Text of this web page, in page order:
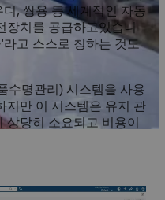
, 쌍용 등 세계적인 자동
장치를 공급하고있습니
고 스스로 칭하는 것도
수명관리) 시스템을 사용
지만 이 시스템은 유지 관
당히 소요되고 비용이